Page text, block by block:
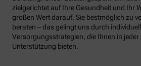
zielgerichtet auf Ihre Gesundheit und Ihr
großen Wert darauf, Sie bestmöglich zu
beraten – das gelingt uns durch
Versorgungsstrategien, die Ihnen in jeder
Unterstützung bieten.